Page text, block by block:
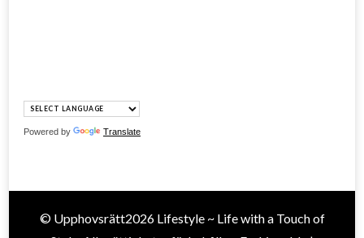
Powered by Translate
© Upphovsrätt2026 Lifestyle ~ Life with a Touch of